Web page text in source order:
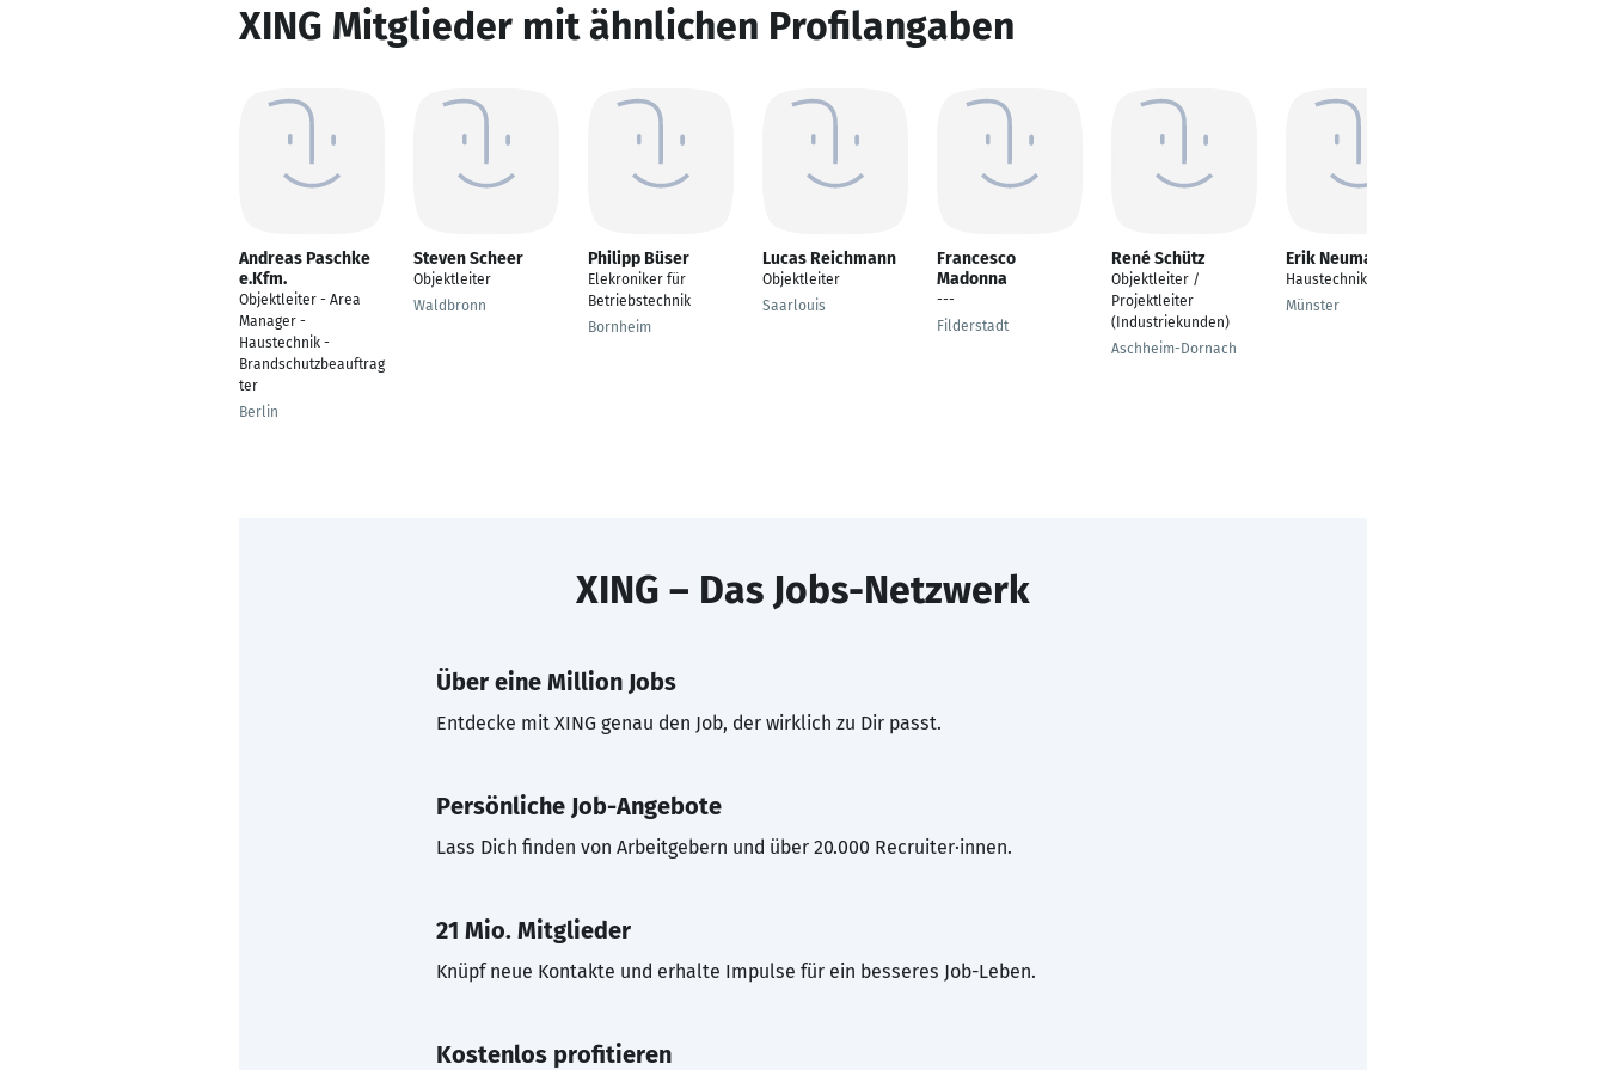
XING Mitglieder mit ähnlichen Profilangaben
Andreas Paschke
e.Kfm.
Objektleiter - Area
Manager -
Haustechnik -
Brandschutzbeauftrag
ter
Berlin
Steven Scheer
Objektleiter
Waldbronn
Philipp Büser
Elekroniker für
Betriebstechnik
Bornheim
Lucas Reichmann
Objektleiter
Saarlouis
Francesco
Madonna
---
Filderstadt
René Schütz
Objektleiter /
Projektleiter
(Industriekunden)
Aschheim-Dornach
Erik Neumann
Haustechniker
Münster
XING – Das Jobs-Netzwerk
Über eine Million Jobs
Entdecke mit XING genau den Job, der wirklich zu Dir passt.
Persönliche Job-Angebote
Lass Dich finden von Arbeitgebern und über 20.000 Recruiter·innen.
21 Mio. Mitglieder
Knüpf neue Kontakte und erhalte Impulse für ein besseres Job-Leben.
Kostenlos profitieren